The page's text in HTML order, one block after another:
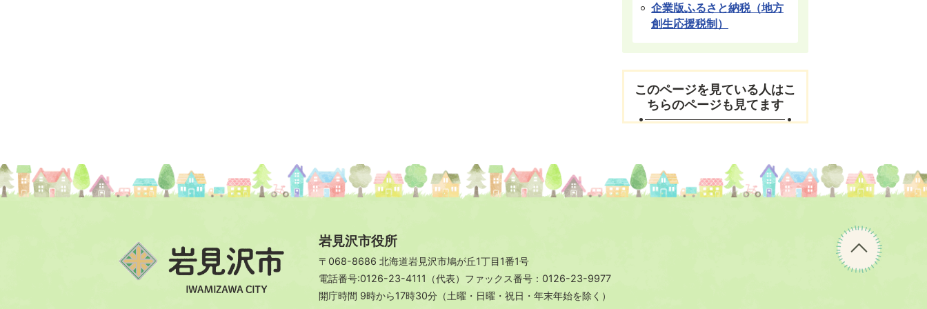
企業版ふるさと納税（地方
創生応援税制）
このページを見ている人はこ
ちらのページも見てます
ペ
ー
ジ
の
岩見沢市役所
〒068-8686 北海道岩見沢市鳩が丘1丁目1番1号
電話番号:0126-23-4111（代表）ファックス番号：0126-23-9977
開庁時間 9時から17時30分（土曜・日曜・祝日・年末年始を除く）